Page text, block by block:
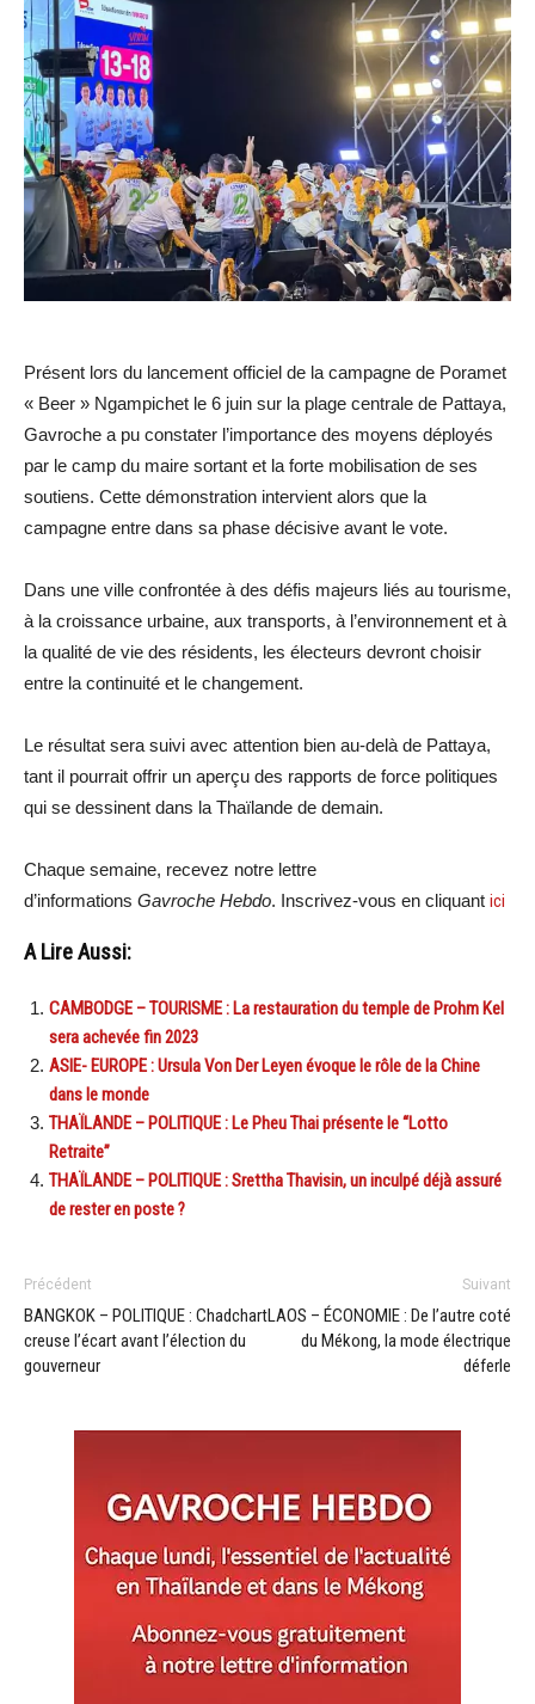
Présent lors du lancement officiel de la campagne de Poramet
« Beer » Ngampichet le 6 juin sur la plage centrale de Pattaya,
Gavroche a pu constater l’importance des moyens déployés
par le camp du maire sortant et la forte mobilisation de ses
soutiens. Cette démonstration intervient alors que la
campagne entre dans sa phase décisive avant le vote.
Dans une ville confrontée à des défis majeurs liés au tourisme,
à la croissance urbaine, aux transports, à l’environnement et à
la qualité de vie des résidents, les électeurs devront choisir
entre la continuité et le changement.
Le résultat sera suivi avec attention bien au-delà de Pattaya,
tant il pourrait offrir un aperçu des rapports de force politiques
qui se dessinent dans la Thaïlande de demain.
Chaque semaine, recevez notre lettre
d’informations Gavroche Hebdo. Inscrivez-vous en cliquant ici
A Lire Aussi:
CAMBODGE – TOURISME : La restauration du temple de Prohm Kel
sera achevée fin 2023
ASIE- EUROPE : Ursula Von Der Leyen évoque le rôle de la Chine
dans le monde
THAÏLANDE – POLITIQUE : Le Pheu Thai présente le “Lotto
Retraite”
THAÏLANDE – POLITIQUE : Srettha Thavisin, un inculpé déjà assuré
de rester en poste ?
Précédent
BANGKOK – POLITIQUE : Chadchart
creuse l’écart avant l’élection du
gouverneur
Suivant
LAOS – ÉCONOMIE : De l’autre coté
du Mékong, la mode électrique
déferle